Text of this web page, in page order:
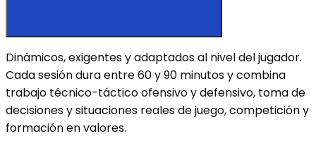
Dinámicos, exigentes y adaptados al nivel del jugador.
Cada sesión dura entre 60 y 90 minutos y combina
trabajo técnico-táctico ofensivo y defensivo, toma de
decisiones y situaciones reales de juego, competición y
formación en valores.